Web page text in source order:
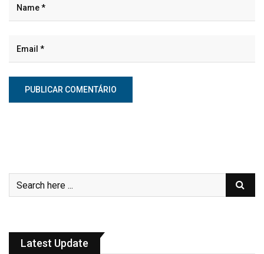
Latest Update